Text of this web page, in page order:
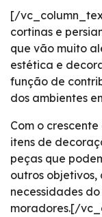
[/
cortinas e
que vão muito
estética e
função de
dos ambientes
Com o
itens de
peças que
outros
necessidades
moradores.[/